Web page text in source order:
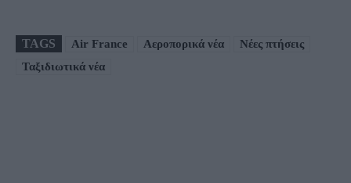
TAGS Air France Αεροπορικά νέα
Νέες πτήσεις
Ταξιδιωτικά νέα